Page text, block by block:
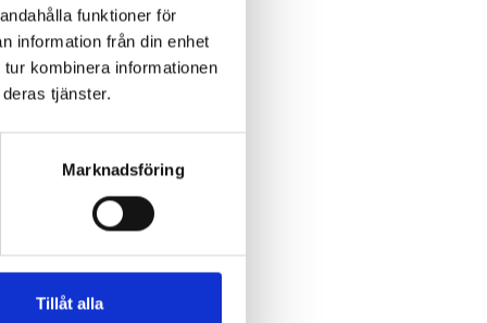
funktioner för
information från din enhet
kombinera informationen
tjänster.
Marknadsföring
Tillåt alla